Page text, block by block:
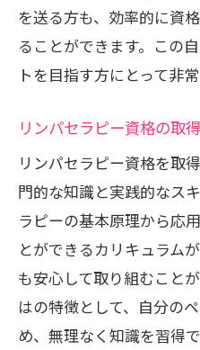
日常生活に取り
通信講座で学ぶ
プロとしての知
プロ資格が日常
通信講座でリンパ
得するためのポイン
効率よく学習を
インプットとア
資格試験対策に
を送る方も、効率的に資
ることができます。この
トを目指す方にとって非
リンパセラピー資格の取
リンパセラピー資格を取
門的な知識と実践的なス
ラピーの基本原理から応
とができるカリキュラム
も安心して取り組むこと
はの特徴として、自分の
め、無理なく知識を習得